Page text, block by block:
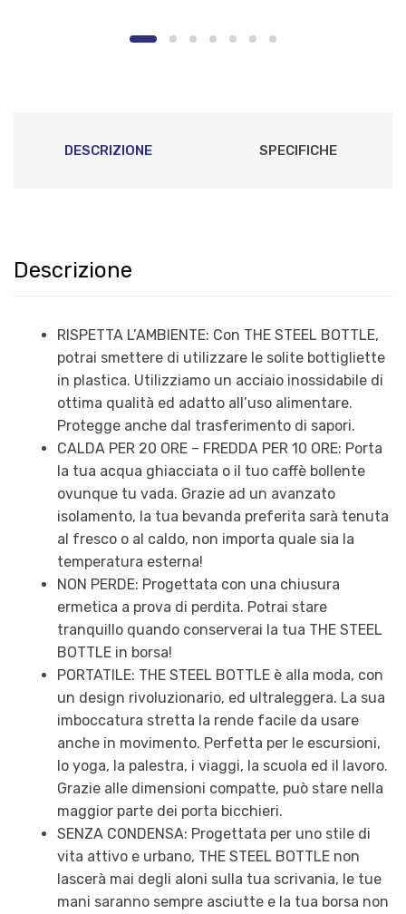
DESCRIZIONE SPECIFICHE
Descrizione
RISPETTA L’AMBIENTE: Con THE STEEL BOTTLE,
potrai smettere di utilizzare le solite bottigliette
in plastica. Utilizziamo un acciaio inossidabile di
ottima qualità ed adatto all’uso alimentare.
Protegge anche dal trasferimento di sapori.
CALDA PER 20 ORE – FREDDA PER 10 ORE: Porta
la tua acqua ghiacciata o il tuo caffè bollente
ovunque tu vada. Grazie ad un avanzato
isolamento, la tua bevanda preferita sarà tenuta
al fresco o al caldo, non importa quale sia la
temperatura esterna!
NON PERDE: Progettata con una chiusura
ermetica a prova di perdita. Potrai stare
tranquillo quando conserverai la tua THE STEEL
BOTTLE in borsa!
PORTATILE: THE STEEL BOTTLE è alla moda, con
un design rivoluzionario, ed ultraleggera. La sua
imboccatura stretta la rende facile da usare
anche in movimento. Perfetta per le escursioni,
lo yoga, la palestra, i viaggi, la scuola ed il lavoro.
Grazie alle dimensioni compatte, può stare nella
maggior parte dei porta bicchieri.
SENZA CONDENSA: Progettata per uno stile di
vita attivo e urbano, THE STEEL BOTTLE non
lascerà mai degli aloni sulla tua scrivania, le tue
mani saranno sempre asciutte e la tua borsa non